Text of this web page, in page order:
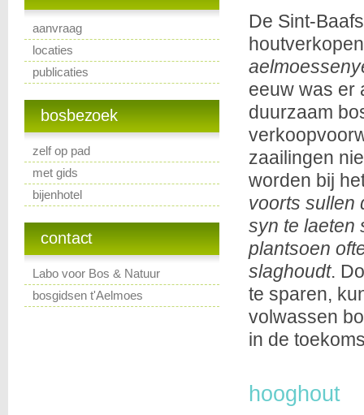
De Sint-
eeuw was er
duurzaam
zaailingen
worden bij
voorts sullen
syn te laeten
plantsoen
slaghoudt.
te sparen,
volwassen
in de
hooghout
aanvraag
locaties
publicaties
bosbezoek
zelf op pad
met gids
bijenhotel
contact
Labo voor Bos & Natuur
bosgidsen t'Aelmoes